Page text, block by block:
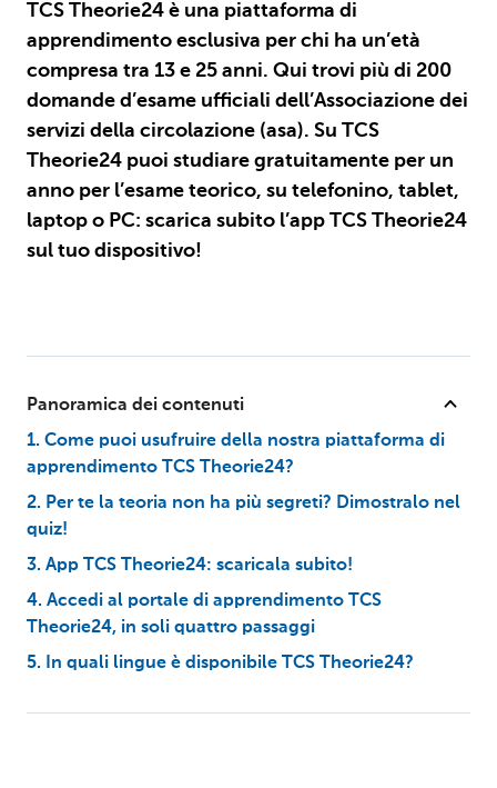
TCS Theorie24 è una piattaforma di
apprendimento esclusiva per chi ha un’età
compresa tra 13 e 25 anni. Qui trovi più di 200
domande d’esame ufficiali dell’Associazione dei
servizi della circolazione (asa). Su TCS
Theorie24 puoi studiare gratuitamente per un
anno per l’esame teorico, su telefonino, tablet,
laptop o PC: scarica subito l’app TCS Theorie24
sul tuo dispositivo!
Panoramica dei contenuti
1. Come puoi usufruire della nostra piattaforma di
apprendimento TCS Theorie24?
2. Per te la teoria non ha più segreti? Dimostralo nel
quiz!
3. App TCS Theorie24: scaricala subito!
4. Accedi al portale di apprendimento TCS
Theorie24, in soli quattro passaggi
5. In quali lingue è disponibile TCS Theorie24?